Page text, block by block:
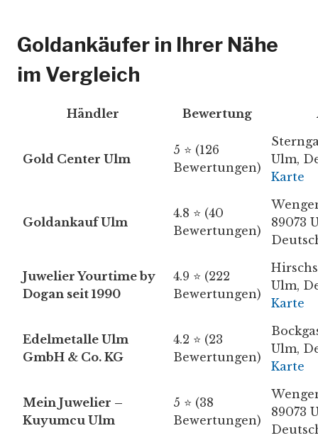
Goldankäufer in Ihrer Nähe
im Vergleich
Händler Bewertung
Gold Center Ulm
5 ⭐ (126
Bewertungen)
Ulm,
Karte
Goldankauf Ulm
4.8 ⭐ (40
Bewertungen)
89073
Juwelier Yourtime by
Dogan seit 1990
4.9 ⭐ (222
Bewertungen)
Ulm,
Karte
Edelmetalle Ulm
GmbH & Co. KG
4.2 ⭐ (23
Bewertungen)
Ulm,
Karte
Mein Juwelier –
Kuyumcu Ulm
5 ⭐ (38
Bewertungen)
89073